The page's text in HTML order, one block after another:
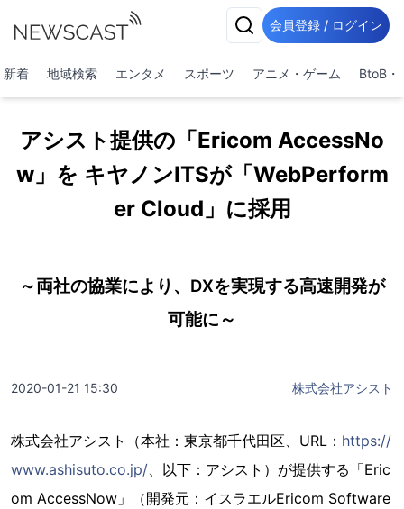
会員登録 / ログイン
新着 地域検索 エンタメ スポーツ アニメ・ゲーム BtoB・
アシスト提供の「Ericom AccessNo
w」を キヤノンITSが「WebPerform
er Cloud」に採用
～両社の協業により、DXを実現する高速開発が
可能に～
2020-01-21 15:30 株式会社アシスト
株式会社アシスト（本社：東京都千代田区、URL： https://
www.ashisuto.co.jp/、以下：アシスト）が提供する「Eric
om AccessNow」（開発元：イスラエルEricom Software